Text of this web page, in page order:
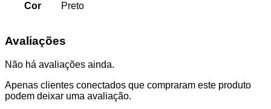
Cor Preto
Avaliações
Não há avaliações ainda.
Apenas clientes conectados que compraram este produto
podem deixar uma avaliação.